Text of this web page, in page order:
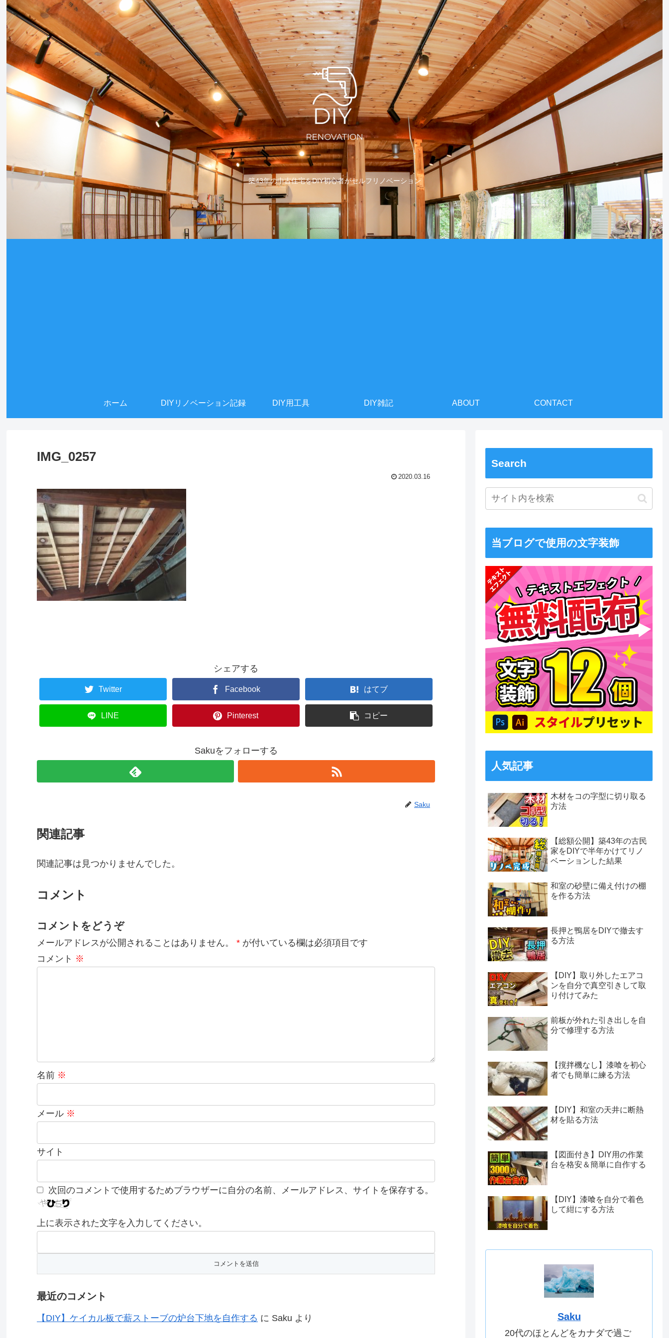
築43年の中古住宅をDIY初心者がセルフリノベーション
ホーム DIYリノベーション記録 DIY用工具 DIY雑記 ABOUT CONTACT
IMG_0257
2020.03.16
シェアする
Twitter Facebook はてブ
LINE Pinterest コピー
Sakuをフォローする
Saku
関連記事
関連記事は見つかりませんでした。
コメント
コメントをどうぞ
メールアドレスが公開されることはありません。 * が付いている欄は必須項目です
コメント ※
名前 ※
メール ※
サイト
次回のコメントで使用するためブラウザーに自分の名前、メールアドレス、サイトを保存する。
上に表示された文字を入力してください。
最近のコメント
【DIY】ケイカル板で薪ストーブの炉台下地を自作する に Saku より
Search
当ブログで使用の文字装飾
人気記事
木材をコの字型に切り取る
方法
【総額公開】築43年の古民
家をDIYで半年かけてリノ
ベーションした結果
和室の砂壁に備え付けの棚
を作る方法
長押と鴨居をDIYで撤去す
る方法
【DIY】取り外したエアコ
ンを自分で真空引きして取
り付けてみた
前板が外れた引き出しを自
分で修理する方法
【撹拌機なし】漆喰を初心
者でも簡単に練る方法
【DIY】和室の天井に断熱
材を貼る方法
【図面付き】DIY用の作業
台を格安＆簡単に自作する
【DIY】漆喰を自分で着色
して紺にする方法
Saku
20代のほとんどをカナダで過ご